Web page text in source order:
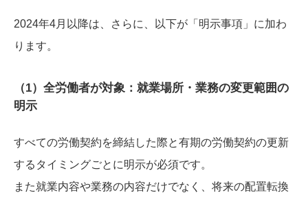
2024年4月以降は、さらに、以下が「明示事項」に加わ
ります。
（1）全労働者が対象：就業場所・業務の変更範囲の
明示
すべての労働契約を締結した際と有期の労働契約の更新
するタイミングごとに明示が必須です。
また就業内容や業務の内容だけでなく、将来の配置転換